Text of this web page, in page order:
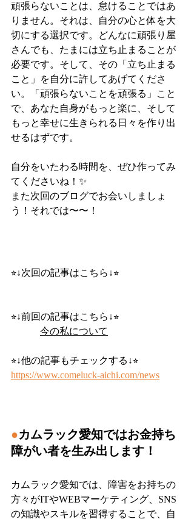
頑張らないことは、怠けることではあ
りません。それは、自分の心と体を大
切にする選択です。どんなに頑張り屋
さんでも、たまには立ち止まることが
必要です。そして、その「立ち止まる
こと」を自分に許してあげてくださ
い。「頑張らないことを頑張る」こと
で、あなた自身がもっと楽に、そして
もっと幸せに生きられる日々を作り出
せるはずです。
自分をいたわる時間を、ぜひ作ってみ
てくださいね！✨
また次回のブログでお会いしましょ
う！それでは〜〜！
⭐︎↓次回の記事はこちら↓⭐︎
⭐︎↓前回の記事はこちら↓⭐︎
今の私について
⭐︎↓他の記事もチェックする↓⭐︎
https://www.comeluck-aichi.com/news
●カムラック愛知ではお金持ち
障がい者を生み出します！
カムラック愛知では、障害をお持ちの
方々がITやWEBマーケティング、SNS
の知識やスキルを習得することで、自